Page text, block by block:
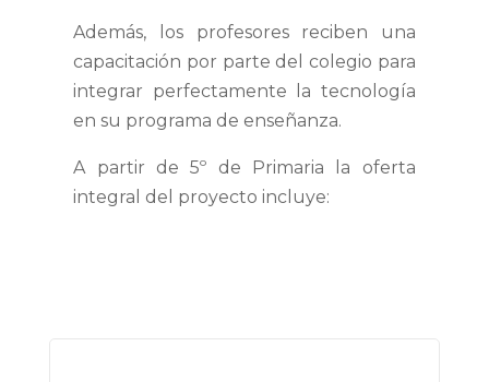
Además, los profesores reciben una
capacitación por parte del colegio para
integrar perfectamente la tecnología
en su programa de enseñanza.
A partir de 5º de Primaria la oferta
integral del proyecto incluye: